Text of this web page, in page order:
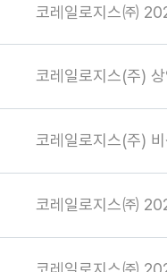
코레일로지스㈜
코레일로지스(주)
코레일로지스(주)
코레일로지스㈜